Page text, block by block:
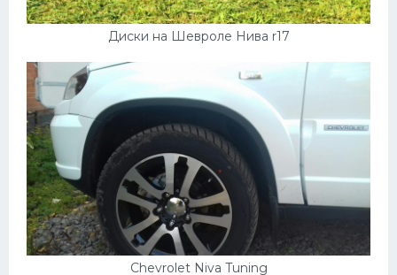
Диски на Шевроле Нива r17
Chevrolet Niva Tuning